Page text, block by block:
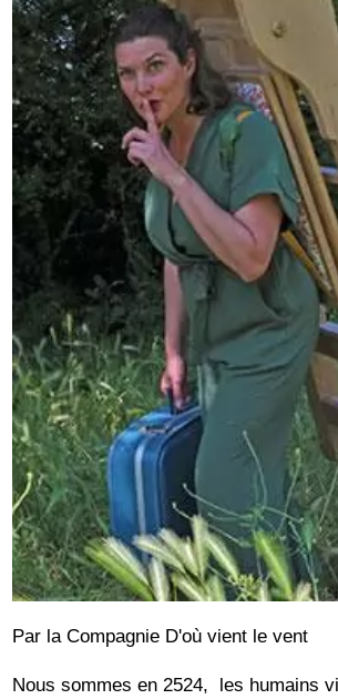
Par la Compagnie D'où vient le vent
Nous sommes en 2524, les humains